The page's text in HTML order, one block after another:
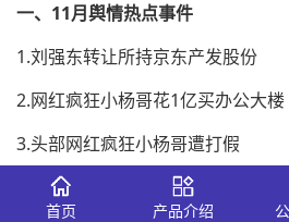
一、11月舆情热点事件
1.刘强东转让所持京东产发股份
2.网红疯狂小杨哥花1亿买办公大楼
3.头部网红疯狂小杨哥遭打假
4.海信2022年世界杯广告语“世界第
首页 产品介绍